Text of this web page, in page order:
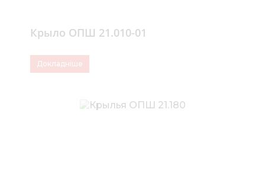
Крыло ОПШ 21.010-01
Докладніше